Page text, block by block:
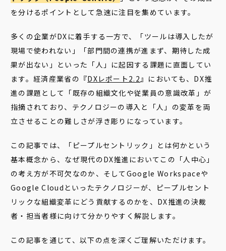
を分けるポイントとして急速に注目を集めています。
多くの企業がDXに着手する一方で、「ツールは導入したが
現場で使われない」「部門間の連携が進まず、期待した成
果が出ない」といった「人」に起因する課題に直面してい
ます。経済産業省の『DXレポート2.2』においても、DX推
進の課題として「既存の組織文化や従業員の意識改革」が
指摘されており、テクノロジーの導入と「人」の変革を両
立させることの難しさが浮き彫りになっています。
この記事では、「ピープルセントリック」とは何かという
基本概念から、なぜ現代のDX推進においてこの「人中心」
の考え方が不可欠なのか、そしてGoogle Workspaceや
Google Cloudといったテクノロジーが、ピープルセント
リックな組織変革にどう貢献するのかを、DX推進の決裁
者・担当者様に向けて分かりやすく解説します。
この記事を通じて、以下の点を深くご理解いただけます。